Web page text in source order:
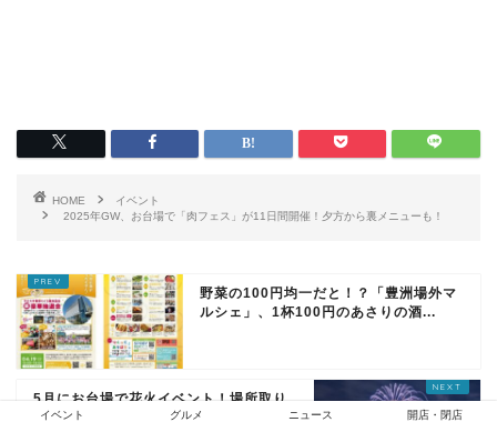
HOME
イベント
2025年GW、お台場で「肉フェス」が11日間開催！夕方から裏メニューも！
野菜の100円均一だと！？「豊洲場外マ
ルシェ」、1杯100円のあさりの酒...
5月にお台場で花火イベント！場所取り
不要の屋形船からは鑑賞＆食べ放題・
イベント グルメ ニュース 開店・閉店